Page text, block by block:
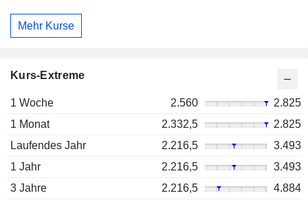
Mehr Kurse
Kurs-Extreme
1 Woche 2.560
2.825
1 Monat
2.332,5
2.825
Laufendes Jahr
2.216,5
3.493
1 Jahr
2.216,5
3.493
3 Jahre
2.216,5
4.884